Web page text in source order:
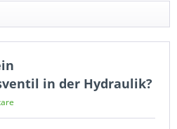
in der Hydraulik?